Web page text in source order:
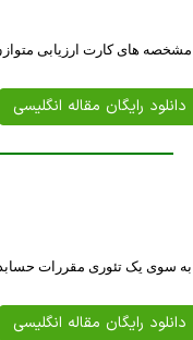
مشخصه های کارت ارزیابی
دانلود رایگان مقاله انگلیسی
به سوی یک تئوری مقررات
دانلود رایگان مقاله انگلیسی